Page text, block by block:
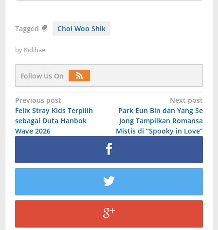
Tagged Choi Woo Shik
by Kidihae
Follow Us On
Post
navigation
Previous post
Felix Stray Kids Terpilih
sebagai Duta Hanbok
Wave 2026
Next post
Park Eun Bin dan Yang Se
Jong Tampilkan Romansa
Mistis di “Spooky in Love”